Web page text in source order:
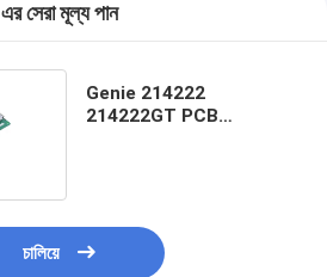
এর সেরা মূল্য পান
Genie 214222
214222GT PCB
চালিয়ে